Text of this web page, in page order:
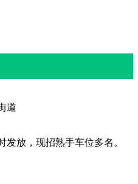
道
放，现招熟手车位多名。